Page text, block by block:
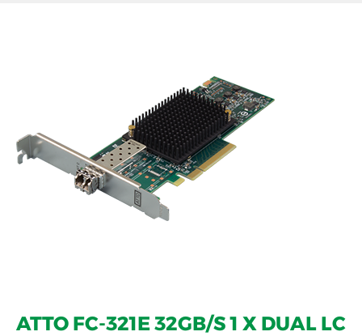
ATTO FC-321E 32GB/S 1 X DUAL LC